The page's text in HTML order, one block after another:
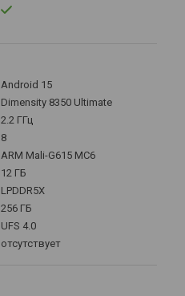
Android 15
Dimensity 8350 Ultimate
2.2 ГГц
8
ARM Mali-G615 MC6
12 ГБ
LPDDR5X
256 ГБ
UFS 4.0
отсутствует